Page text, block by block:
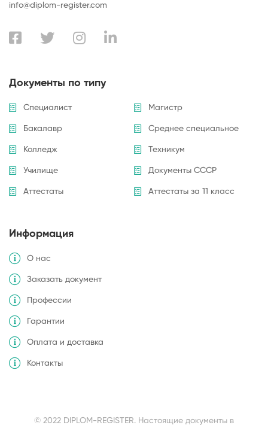
info@diplom-register.com
Документы по типу
Специалист Магистр
Бакалавр Среднее специальное
Колледж Техникум
Училище Документы СССР
Аттестаты Аттестаты за 11 класс
Информация
О нас
Заказать документ
Профессии
Гарантии
Оплата и доставка
Контакты
© 2022 DIPLOM-REGISTER. Настоящие документы в